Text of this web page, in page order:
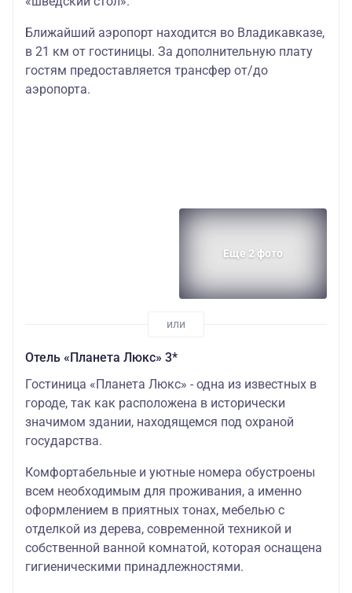
Ближайший аэропорт находится во Владикавказе,
в 21 км от гостиницы. За дополнительную плату
гостям предоставляется трансфер от/до
аэропорта.
Еще 2 фото
Отель «Планета Люкс» 3*
Гостиница «Планета Люкс» - одна из известных в
городе, так как расположена в исторически
значимом здании, находящемся под охраной
государства.
Комфортабельные и уютные номера обустроены
всем необходимым для проживания, а именно
оформлением в приятных тонах, мебелью с
отделкой из дерева, современной техникой и
собственной ванной комнатой, которая оснащена
гигиеническими принадлежностями.